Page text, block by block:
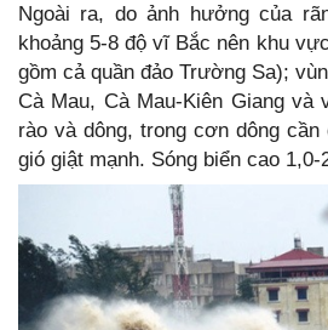
Ngoài ra, do ảnh hưởng của
khoảng 5-8 độ vĩ Bắc nên khu
gồm cả quần đảo Trường Sa);
Cà Mau, Cà Mau-Kiên Giang và
rào và dông, trong cơn dông
gió giật mạnh. Sóng biển cao 1,0-